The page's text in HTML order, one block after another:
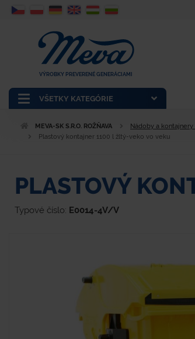
VŠETKY KATEGÓRIE
VÝROBKY PREVERENÉ GENERÁCIAMI
MEVA-SK S.R.O. ROŽŇAVA Nádoby a kontajnery
Plastový kontajner 1100 l žltý-veko vo veku
PLASTOVÝ
Typové číslo: E0014-4V/V